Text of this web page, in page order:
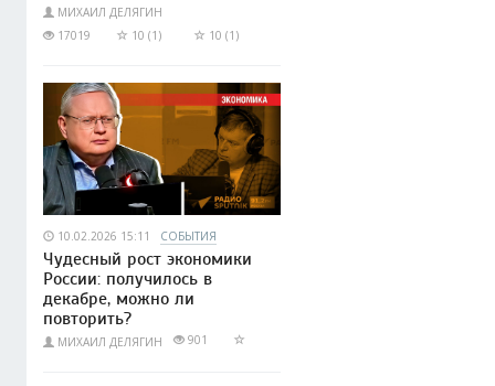
МИХАИЛ ДЕЛЯГИН
17019
10 (1) 10 (1)
10.02.2026 15:11 СОБЫТИЯ
Чудесный рост экономики
России: получилось в
декабре, можно ли
повторить?
МИХАИЛ ДЕЛЯГИН 901